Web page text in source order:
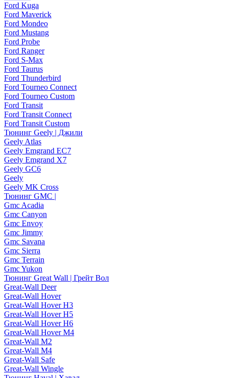
Ford Kuga
Ford Maverick
Ford Mondeo
Ford Mustang
Ford Probe
Ford Ranger
Ford S-Max
Ford Taurus
Ford Thunderbird
Ford Tourneo Connect
Ford Tourneo Custom
Ford Transit
Ford Transit Connect
Ford Transit Custom
Тюнинг Geely | Джили
Geely Atlas
Geely Emgrand EC7
Geely Emgrand X7
Geely GC6
Geely
Geely MK Cross
Тюнинг GMC |
Gmc Acadia
Gmc Canyon
Gmc Envoy
Gmc Jimmy
Gmc Savana
Gmc Sierra
Gmc Terrain
Gmc Yukon
Тюнинг Great Wall | Грейт Вол
Great-Wall Deer
Great-Wall Hover
Great-Wall Hover H3
Great-Wall Hover H5
Great-Wall Hover H6
Great-Wall Hover M4
Great-Wall M2
Great-Wall M4
Great-Wall Safe
Great-Wall Wingle